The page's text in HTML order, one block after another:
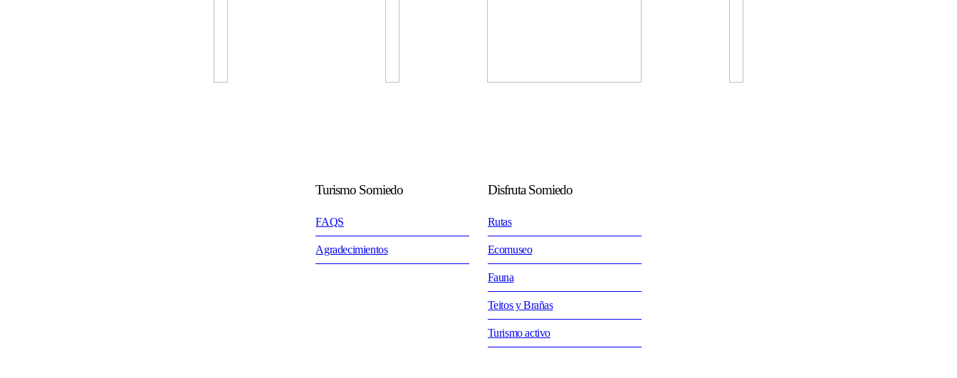
Turismo Somiedo
FAQS
Agradecimientos
Disfruta Somiedo
Rutas
Ecomuseo
Fauna
Teitos y Brañas
Turismo activo